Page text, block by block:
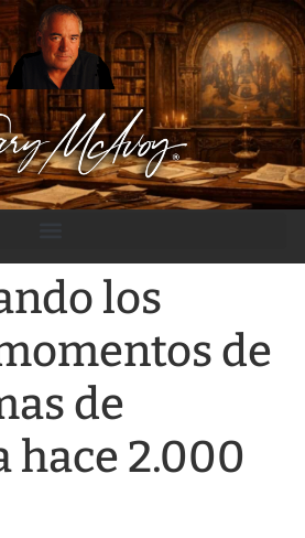
los
de
de
hace 2.000